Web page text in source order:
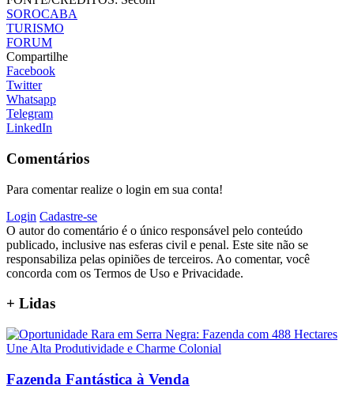
SOROCABA
TURISMO
FORUM
Compartilhe
Facebook
Twitter
Whatsapp
Telegram
LinkedIn
Comentários
Para comentar realize o login em sua conta!
Login Cadastre-se
O autor do comentário é o único responsável pelo conteúdo
publicado, inclusive nas esferas civil e penal. Este site não se
responsabiliza pelas opiniões de terceiros. Ao comentar, você
concorda com os Termos de Uso e Privacidade.
+ Lidas
Fazenda Fantástica à Venda